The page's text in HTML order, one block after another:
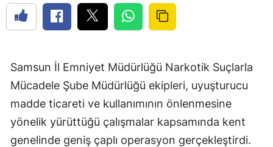
Samsun İl Emniyet Müdürlüğü Narkotik Suçlarla
Mücadele Şube Müdürlüğü ekipleri, uyuşturucu
madde ticareti ve kullanımının önlenmesine
yönelik yürüttüğü çalışmalar kapsamında kent
genelinde geniş çaplı operasyon gerçekleştirdi.